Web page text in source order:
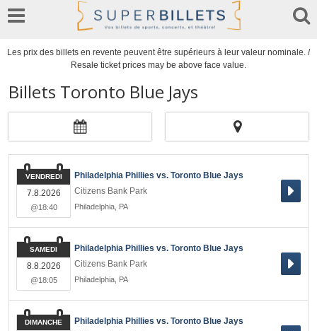
Les prix des billets en revente peuvent être supérieurs à leur valeur nominale. /
Resale ticket prices may be above face value.
Billets Toronto Blue Jays
Philadelphia Phillies vs. Toronto Blue Jays
Citizens Bank Park
Philadelphia PA
VENDREDI
7.8.2026
@18:40
Philadelphia Phillies vs. Toronto Blue Jays
Citizens Bank Park
Philadelphia PA
SAMEDI
8.8.2026
@18:05
Philadelphia Phillies vs. Toronto Blue Jays
DIMANCHE